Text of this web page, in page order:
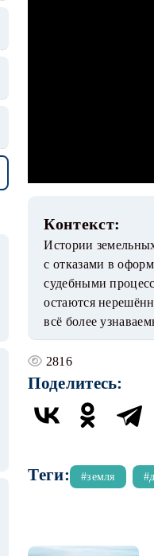
Истории
с отказами в
судебными
остаются
всё более
2816
Поделитесь:
Теги: земля